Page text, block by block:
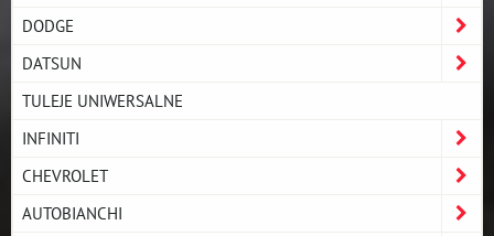
DODGE
DATSUN
TULEJE UNIWERSALNE
INFINITI
CHEVROLET
AUTOBIANCHI